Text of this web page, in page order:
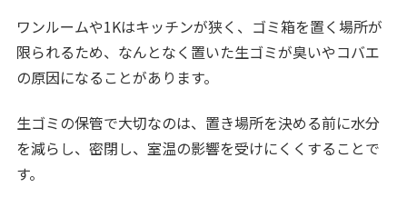
ワンルームや1Kはキッチンが狭く、ゴミ箱を置く場所が
限られるため、なんとなく置いた生ゴミが臭いやコバエ
の原因になることがあります。
生ゴミの保管で大切なのは、置き場所を決める前に水分
を減らし、密閉し、室温の影響を受けにくくすることで
す。